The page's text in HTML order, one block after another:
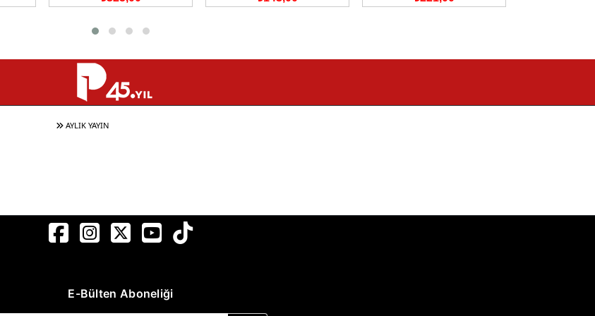
AYLIK YAYIN
E-Bülten Aboneliği